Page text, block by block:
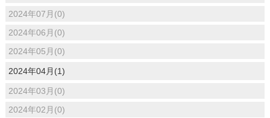
2024年07月(0)
2024年06月(0)
2024年05月(0)
2024年04月(1)
2024年03月(0)
2024年02月(0)